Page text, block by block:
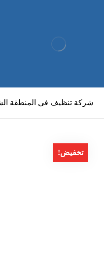
شركة تنظيف في المنطقة
تخفيض!